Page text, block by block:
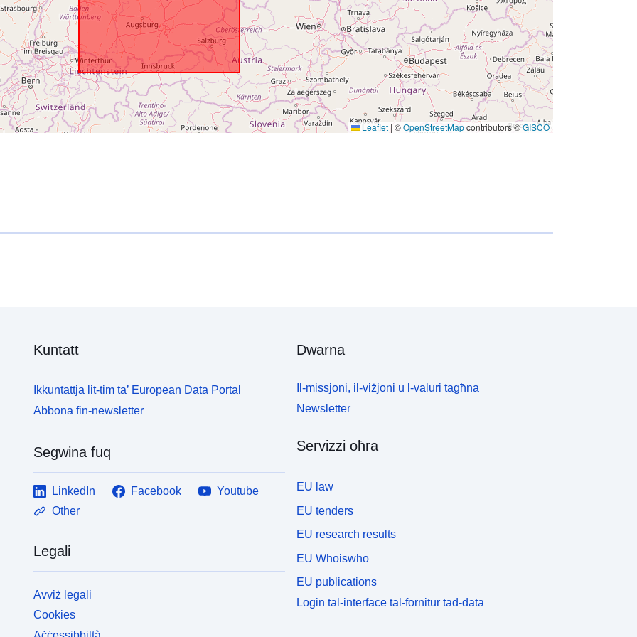
Leaflet | ©OpenStreetMapcontributors ©GISCO
Kuntatt
Ikkuntattja lit-tim ta’ European Data Portal
Abbona fin-newsletter
Segwina fuq
LinkedIn Facebook
Youtube
Other
Legali
Avviż legali
Cookies
Dwarna
Il-missjoni, il-viżjoni u l-valuri tagħna
Newsletter
Servizzi oħra
EU law
EU tenders
EU research results
EU Whoiswho
EU publications
Login tal-interface tal-fornitur tad-data